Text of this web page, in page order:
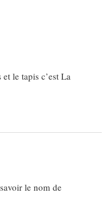
le tapis c’est La
le nom de